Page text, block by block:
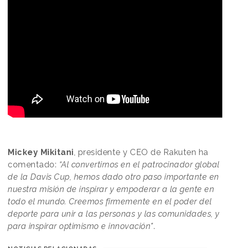
Mickey Mikitani, presidente y CEO de Rakuten ha
comentado: “Al convertirnos en el patrocinador global
de la Davis Cup, hemos dado otro paso importante en
nuestra misión de inspirar y empoderar a la gente en
todo el mundo. Creemos firmemente en el poder del
deporte para unir a las personas y las comunidades, y
para inspirar optimismo e innovación".